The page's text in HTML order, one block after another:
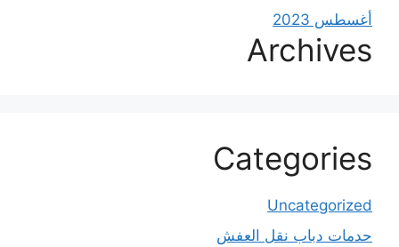
أغسطس 2023
Archives
Categories
Uncategorized
حدمات دباب نقل العفش